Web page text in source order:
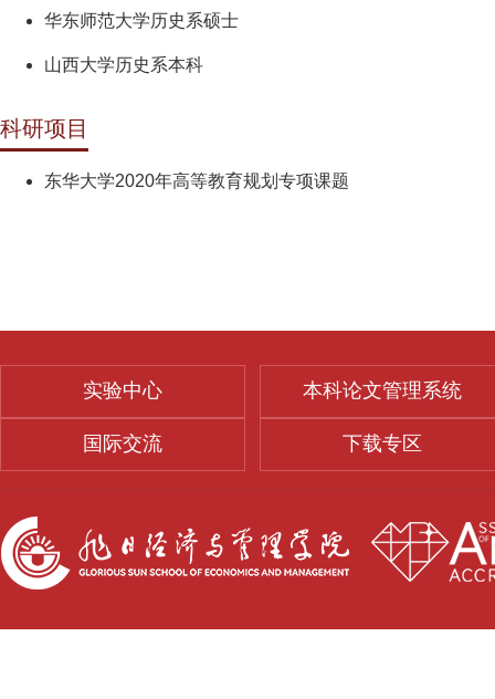
华东师范大学历史系硕士
山西大学历史系本科
科研项目
东华大学2020年高等教育规划专项课题
实验中心 本科论文管理系统
国际交流 下载专区